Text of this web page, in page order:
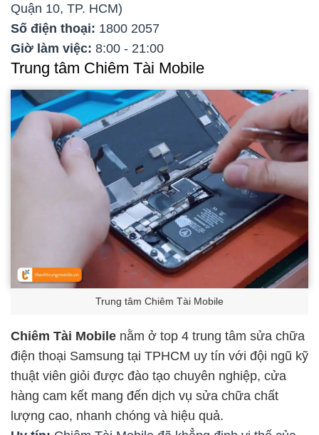
Quận 10, TP. HCM)
Số điện thoại: 1800 2057
Giờ làm việc: 8:00 - 21:00
Trung tâm Chiêm Tài Mobile
Trung tâm Chiêm Tài Mobile
Chiêm Tài Mobile nằm ở top 4 trung tâm sửa chữa
điện thoại Samsung tại TPHCM uy tín với đội ngũ kỹ
thuật viên giỏi được đào tạo chuyên nghiệp, cửa
hàng cam kết mang đến dịch vụ sửa chữa chất
lượng cao, nhanh chóng và hiệu quả.